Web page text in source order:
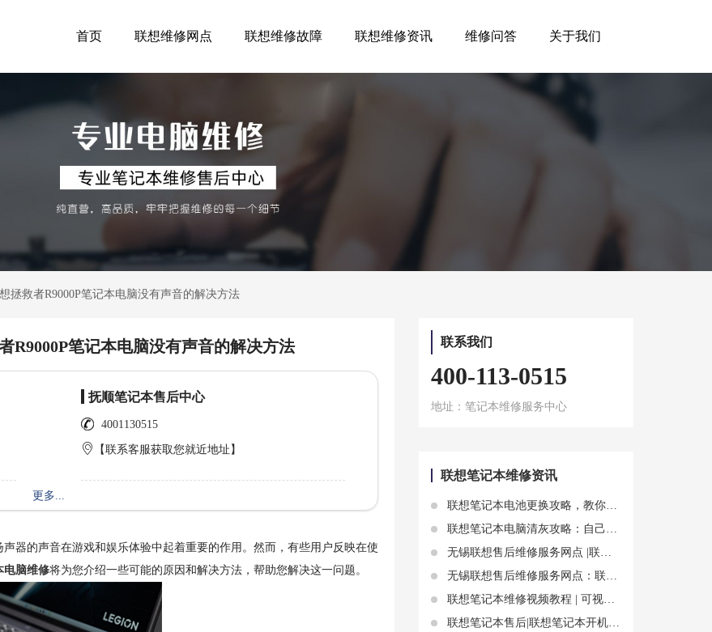
首页 联想维修网点 联想维修故障 联想维修资讯 维修问答 关于我们
拯救者R9000P笔记本电脑没有声音的解决方法
R9000P笔记本电脑没有声音的解决方法
抚顺笔记本售后中心
4001130515
【联系客服获取您就近地址】
更多...
的声音在游戏和娱乐体验中起着重要的作用。然而，有些用户反映在使
电脑维修将为您介绍一些可能的原因和解决方法，帮助您解决这一问题。
联系我们
400-113-0515
地址：笔记本维修服务中心
联想笔记本维修资讯
联想笔记本电池更换攻略，教你轻松拆装电池
联想笔记本电脑清灰攻略：自己动手还是请专业人士？
无锡联想售后维修服务网点 |联想笔记本电脑鼠标卡住了？教你几招快速解决
无锡联想售后维修服务网点：联想笔记本强制关机 联想笔记本死机怎么办
联想笔记本维修视频教程 | 可视化学习体验
联想笔记本售后|联想笔记本开机卡顿原因 故障排查几个方面